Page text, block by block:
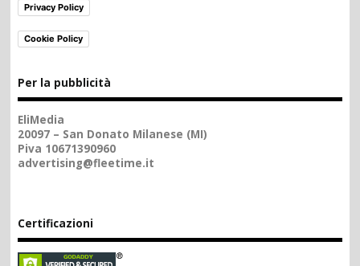
Privacy Policy
Cookie Policy
Per la pubblicità
EliMedia
20097 – San Donato Milanese (MI)
Piva 10671390960
advertising@fleetime.it
Certificazioni